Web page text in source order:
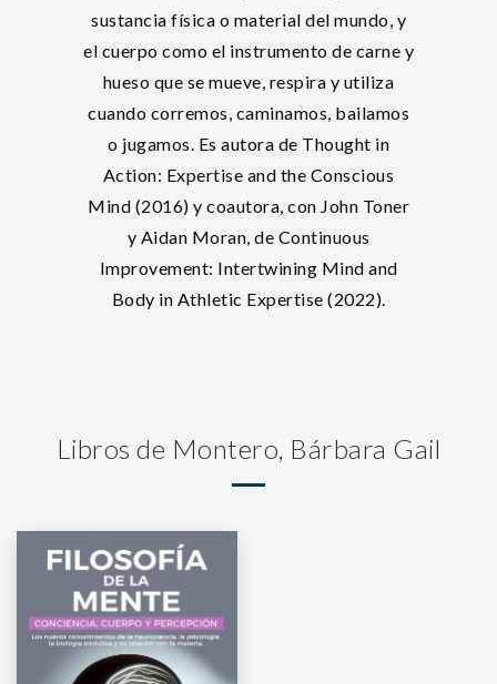
sustancia física o material del mundo, y
el cuerpo como el instrumento de carne y
hueso que se mueve, respira y utiliza
cuando corremos, caminamos, bailamos
o jugamos. Es autora de Thought in
Action: Expertise and the Conscious
Mind (2016) y coautora, con John Toner
y Aidan Moran, de Continuous
Improvement: Intertwining Mind and
Body in Athletic Expertise (2022).
Libros de Montero, Bárbara Gail